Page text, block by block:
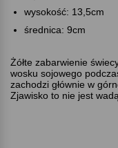
wysokość: 13,5cm
średnica: 9cm
Żółte zabarwienie
wosku sojowego
zachodzi głównie w
Zjawisko to nie jest